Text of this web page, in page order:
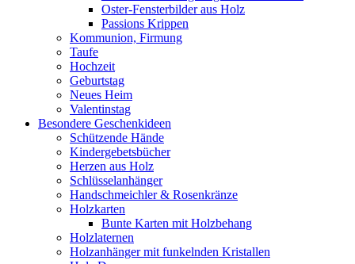
Oster-Fensterbilder aus Holz
Passions Krippen
Kommunion, Firmung
Taufe
Hochzeit
Geburtstag
Neues Heim
Valentinstag
Besondere Geschenkideen
Schützende Hände
Kindergebetsbücher
Herzen aus Holz
Schlüsselanhänger
Handschmeichler & Rosenkränze
Holzkarten
Bunte Karten mit Holzbehang
Holzlaternen
Holzanhänger mit funkelnden Kristallen